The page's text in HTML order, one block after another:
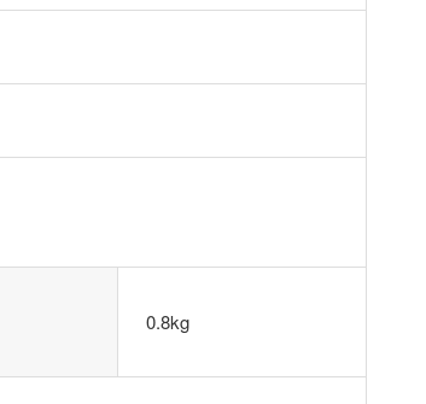
0.8kg